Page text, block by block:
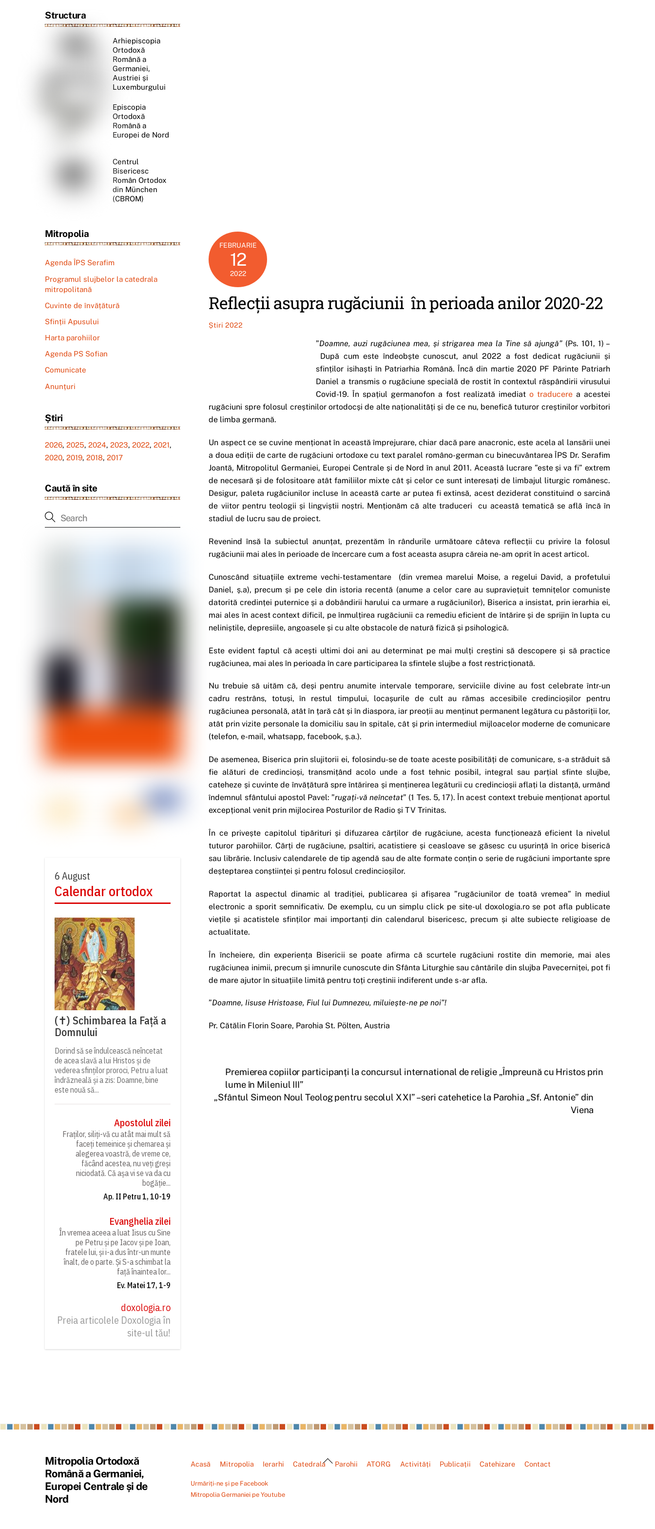
FEBRUARIE
12
2022
Reflecții asupra rugăciunii în perioada anilor 2020-22
Știri 2022
”Doamne, auzi rugăciunea mea, și strigarea mea la Tine să ajungă” (Ps. 101, 1) –
După cum este îndeobște cunoscut, anul 2022 a fost dedicat rugăciunii și
sfinților isihaști în Patriarhia Română. Încă din martie 2020 PF Părinte Patriarh
Daniel a transmis o rugăciune specială de rostit în contextul răspândirii virusului
Covid-19. În spațiul germanofon a fost realizată imediato traducere a acestei
rugăciuni spre folosul creștinilor ortodocși de alte naționalități și de ce nu, benefică tuturor creștinilor vorbitori
de limba germană.
Un aspect ce se cuvine menționat în această împrejurare, chiar dacă pare anacronic, este acela al lansării unei
a doua ediții de carte de rugăciuni ortodoxe cu text paralel româno-german cu binecuvântarea ÎPS Dr. Serafim
Joantă, Mitropolitul Germaniei, Europei Centrale și de Nord în anul 2011. Această lucrare ”este și va fi” extrem
de necesară și de folositoare atât familiilor mixte cât și celor ce sunt interesați de limbajul liturgic românesc.
Desigur, paleta rugăciunilor incluse în această carte ar putea fi extinsă, acest deziderat constituind o sarcină
de viitor pentru teologii și lingviștii noștri. Menționăm că alte traduceri cu această tematică se află încă în
stadiul de lucru sau de proiect.
Revenind însă la subiectul anunțat, prezentăm în rândurile următoare câteva reflecții cu privire la folosul
rugăciunii mai ales în perioade de încercare cum a fost aceasta asupra căreia ne-am oprit în acest articol.
Cunoscând situațiile extreme vechi-testamentare (din vremea marelui Moise, a regelui David, a profetului
Daniel, ș.a), precum și pe cele din istoria recentă (anume a celor care au supraviețuit temnițelor comuniste
datorită credinței puternice și a dobândirii harului ca urmare a rugăciunilor), Biserica a insistat, prin ierarhia ei,
mai ales în acest context dificil, pe înmulțirea rugăciunii ca remediu eficient de întărire și de sprijin în lupta cu
neliniștile, depresiile, angoasele și cu alte obstacole de natură fizică și psihologică.
Este evident faptul că acești ultimi doi ani au determinat pe mai mulți creștini să descopere și să practice
rugăciunea, mai ales în perioada în care participarea la sfintele slujbe a fost restricționată.
Nu trebuie să uităm că, deși pentru anumite intervale temporare, serviciile divine au fost celebrate într-un
cadru restrâns, totuși, în restul timpului, locașurile de cult au rămas accesibile credincioșilor pentru
rugăciunea personală, atât în țară cât și în diaspora, iar preoții au menținut permanent legătura cu păstoriții lor,
atât prin vizite personale la domiciliu sau în spitale, cât și prin intermediul mijloacelor moderne de comunicare
(telefon, e-mail, whatsapp, facebook, ș.a.).
De asemenea, Biserica prin slujitorii ei, folosindu-se de toate aceste posibilități de comunicare, s-a străduit să
fie alături de credincioși, transmițând acolo unde a fost tehnic posibil, integral sau parțial sfinte slujbe,
cateheze și cuvinte de învățătură spre întărirea și menținerea legăturii cu credincioșii aflați la distanță, urmând
îndemnul sfântului apostol Pavel: ”rugați-vă neîncetat” (1 Tes. 5, 17). În acest context trebuie menționat aportul
excepțional venit prin mijlocirea Posturilor de Radio și TV Trinitas.
În ce privește capitolul tipărituri și difuzarea cărților de rugăciune, acesta funcționează eficient la nivelul
tuturor parohiilor. Cărți de rugăciune, psaltiri, acatistiere și ceasloave se găsesc cu ușurință în orice biserică
sau librărie. Inclusiv calendarele de tip agendă sau de alte formate conțin o serie de rugăciuni importante spre
deșteptarea conștiinței și pentru folosul credincioșilor.
Raportat la aspectul dinamic al tradiției, publicarea și afișarea ”rugăciunilor de toată vremea” în mediul
electronic a sporit semnificativ. De exemplu, cu un simplu click pe site-ul doxologia.ro se pot afla publicate
viețile și acatistele sfinților mai importanți din calendarul bisericesc, precum și alte subiecte religioase de
actualitate.
În încheiere, din experiența Bisericii se poate afirma că scurtele rugăciuni rostite din memorie, mai ales
rugăciunea inimii, precum și imnurile cunoscute din Sfânta Liturghie sau cântările din slujba Pavecerniței, pot fi
de mare ajutor în situațiile limită pentru toți creștinii indiferent unde s-ar afla.
”Doamne, Iisuse Hristoase, Fiul lui Dumnezeu, miluiește-ne pe noi”!
Pr. Cătălin Florin Soare, Parohia St. Pölten, Austria
Premierea copiilor participanți la concursul international de religie „Împreună cu Hristos prin
lume în Mileniul III”
„Sfântul Simeon Noul Teolog pentru secolul XXI” – seri catehetice la Parohia „Sf. Antonie” din
Viena
Structura
Arhiepiscopia
Ortodoxă
Română a
Germaniei,
Austriei și
Luxemburgului
Episcopia
Ortodoxă
Română a
Europei de Nord
Centrul
Bisericesc
Român Ortodox
din München
(CBROM)
Mitropolia
Agenda ÎPS Serafim
Programul slujbelor la catedrala
mitropolitană
Cuvinte de învățătură
Sfinții Apusului
Harta parohiilor
Agenda PS Sofian
Comunicate
Anunțuri
Știri
2026, 2025, 2024, 2023, 2022, 2021,
2020, 2019, 2018, 2017
Caută în site
6 August
Calendar ortodox
(✝) Schimbarea la Față a
Domnului
Dorind să se îndulcească neîncetat
de acea slavă a lui Hristos și de
vederea sfinților proroci, Petru a luat
îndrăzneală și a zis: Doamne, bine
este nouă să...
Apostolul zilei
Fraților, siliți-vă cu atât mai mult să
faceți temeinice și chemarea și
alegerea voastră, de vreme ce,
făcând acestea, nu veți greși
niciodată. Că așa vi se va da cu
bogăție...
Ap. II Petru 1, 10-19
Evanghelia zilei
În vremea aceea a luat Iisus cu Sine
pe Petru și pe Iacov și pe Ioan,
fratele lui, și i-a dus într-un munte
înalt, de o parte. Și S-a schimbat la
față înaintea lor...
Ev. Matei 17, 1-9
doxologia.ro
Preia articolele Doxologia în
site-ul tău!
Back
Mitropolia Ortodoxă
Română a Germaniei,
Europei Centrale și de
Nord
Acasă Mitropolia Ierarhi Catedrala Parohii ATORG Activități Publicații Catehizare Contact
Urmăriți-ne și pe Facebook
Mitropolia Germaniei pe Youtube